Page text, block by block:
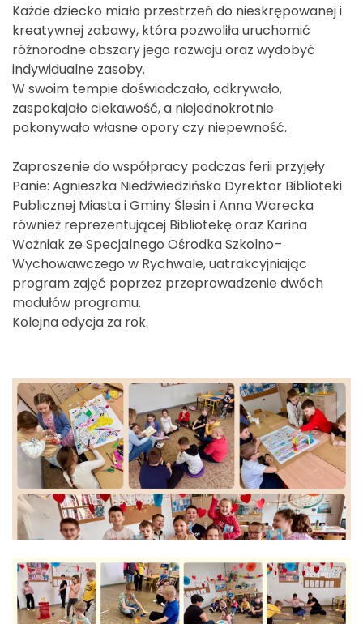
Każde dziecko miało przestrzeń do nieskrępowanej i
kreatywnej zabawy, która pozwoliła uruchomić
różnorodne obszary jego rozwoju oraz wydobyć
indywidualne zasoby.
W swoim tempie doświadczało, odkrywało,
zaspokajało ciekawość, a niejednokrotnie
pokonywało własne opory czy niepewność.
Zaproszenie do współpracy podczas ferii przyjęły
Panie: Agnieszka Niedźwiedzińska Dyrektor Biblioteki
Publicznej Miasta i Gminy Ślesin i Anna Warecka
również reprezentującej Bibliotekę oraz Karina
Wożniak ze Specjalnego Ośrodka Szkolno–
Wychowawczego w Rychwale, uatrakcyjniając
program zajęć poprzez przeprowadzenie dwóch
modułów programu.
Kolejna edycja za rok.